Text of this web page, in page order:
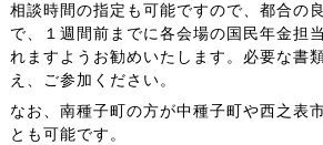
相談時間の指定も可能ですので、都合の
で、１週間前までに各会場の国民年金担
れますようお勧めいたします。必要な書
え、ご参加ください。
なお、南種子町の方が中種子町や西之表
とも可能です。